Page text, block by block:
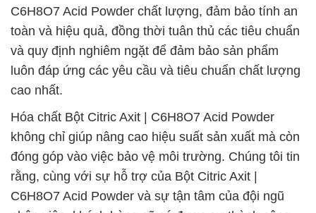
C6H8O7 Acid Powder chất lượng, đảm bảo tính an
toàn và hiệu quả, đồng thời tuân thủ các tiêu chuẩn
và quy định nghiêm ngặt để đảm bảo sản phẩm
luôn đáp ứng các yêu cầu và tiêu chuẩn chất lượng
cao nhất.
Hóa chất Bột Citric Axit | C6H8O7 Acid Powder
không chỉ giúp nâng cao hiệu suất sản xuất mà còn
đóng góp vào việc bảo vệ môi trường. Chúng tôi tin
rằng, cùng với sự hỗ trợ của Bột Citric Axit |
C6H8O7 Acid Powder và sự tận tâm của đội ngũ